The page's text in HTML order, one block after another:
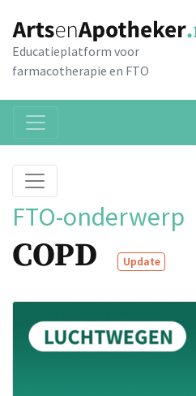
Educatieplatform voor
farmacotherapie en FTO
FTO-onderwerp
COPD Update